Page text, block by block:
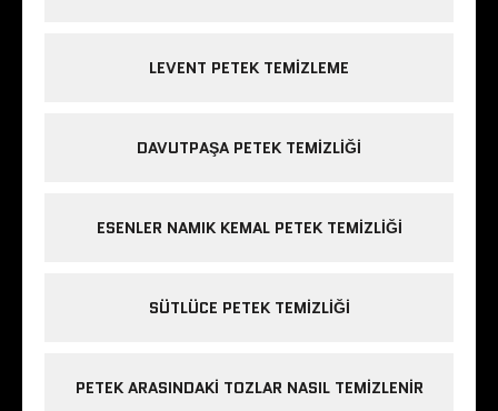
LEVENT PETEK TEMIZLEME
DAVUTPAŞA PETEK TEMIZLIĞI
ESENLER NAMIK KEMAL PETEK TEMIZLIĞI
SÜTLÜCE PETEK TEMIZLIĞI
PETEK ARASINDAKI TOZLAR NASIL TEMIZLENIR